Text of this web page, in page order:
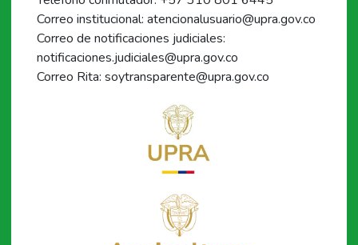
Correo institucional: atencionalusuario@upra.gov.co
Correo de notificaciones judiciales:
notificaciones.judiciales@upra.gov.co
Correo Rita: soytransparente@upra.gov.co